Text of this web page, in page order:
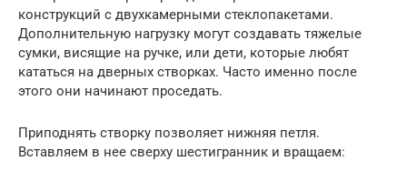
конструкций с двухкамерными стеклопакетами.
Дополнительную нагрузку могут создавать тяжелые
сумки, висящие на ручке, или дети, которые любят
кататься на дверных створках. Часто именно после
этого они начинают проседать.
Приподнять створку позволяет нижняя петля.
Вставляем в нее сверху шестигранник и вращаем: